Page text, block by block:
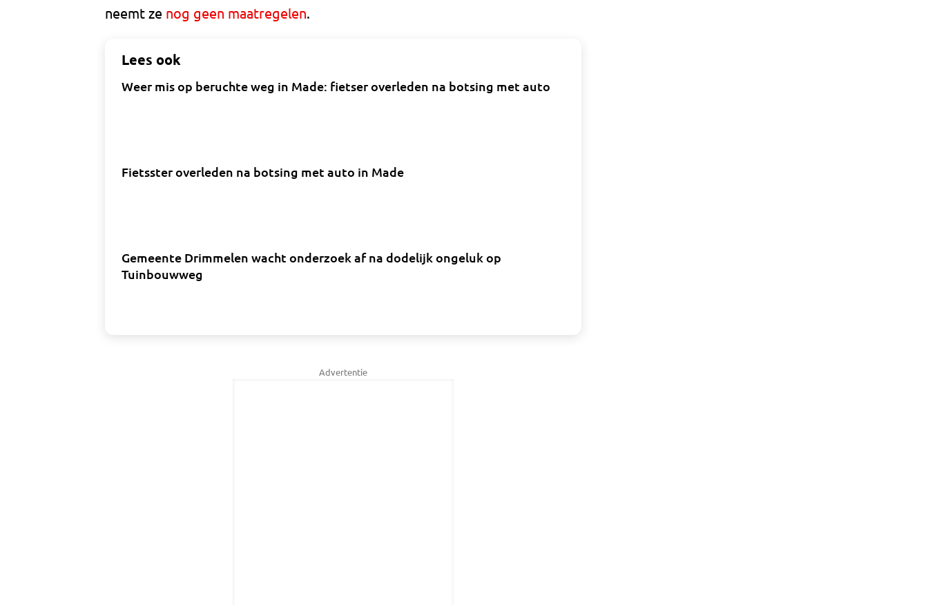
neemt ze nog geen maatregelen.
Lees ook
Weer mis op beruchte weg in Made: fietser overleden na botsing met auto
Fietsster overleden na botsing met auto in Made
Gemeente Drimmelen wacht onderzoek af na dodelijk ongeluk op
Tuinbouwweg
Advertentie